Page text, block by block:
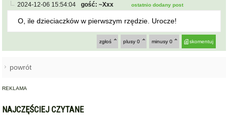
2024-12-06 15:54:04 gość: ~Xxx ostatnio dodany post
O, ile dzieciaczków w pierwszym rzędzie. Urocze!
skomentuj
minusy 0
plusy 0
zgłoś
powrót
REKLAMA
NAJCZĘŚCIEJ CZYTANE